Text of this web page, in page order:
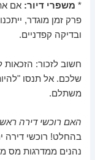
* משפרי דיור: אם
פרק זמן מוגדר,
ובדיקה קפדניים.
חשוב לזכור: הזכאות
שלכם. אל תנסו
משתלם.
האם רוכשי דירה
בהחלט! רוכשי דירה
נהנים ממדרגות מס